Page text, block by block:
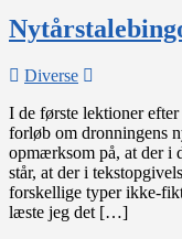
Diverse
I de første lektioner
forløb om dronningens
opmærksom på, at der i
står, at der i
forskellige typer ikke-
læste jeg det […]